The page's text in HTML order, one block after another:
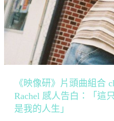
《映像研》片頭曲組合
Rachel 感人告白：「這
是我的人生」